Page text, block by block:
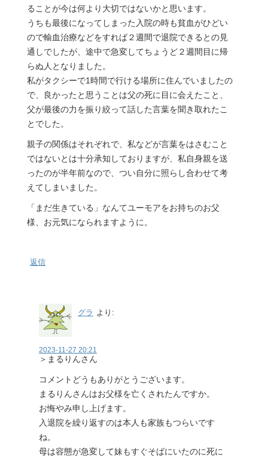
ることが今は何より大切ではないかと思います。
うちも最後になってしまった入院の時も貧血がひどい
ので輸血治療などをすれば２週間で退院できるとの見
通しでしたが、途中で急変してちょうど２週間目に帰
らぬ人となりました。
私がタクシーで1時間で行ける場所に住んでいましたの
で、良かったと思うことは父の死に目に会えたこと、
父が最後の力を振り絞って話した言葉を聞き取れたこ
とでした。
親子の関係はそれぞれで、私などが言葉をはさむこと
ではないとは十分承知しておりますが、私自身親を送
ったのが半年前なので、つい自分に照らし合わせて考
えてしまいました。
「まだ生きている」なんてユーモアをお持ちのお父
様、お元気になられますように。
返信
グラ より:
2023-11-27 20:21
＞まるりんさん
コメントどうもありがとうございます。
まるりんさんはお父様を亡くされたんですか。
お悔やみ申し上げます。
入退院を繰り返すのは本人も家族もつらいです
ね。
母は容態が急変して妹もすぐそばにいたのに死に